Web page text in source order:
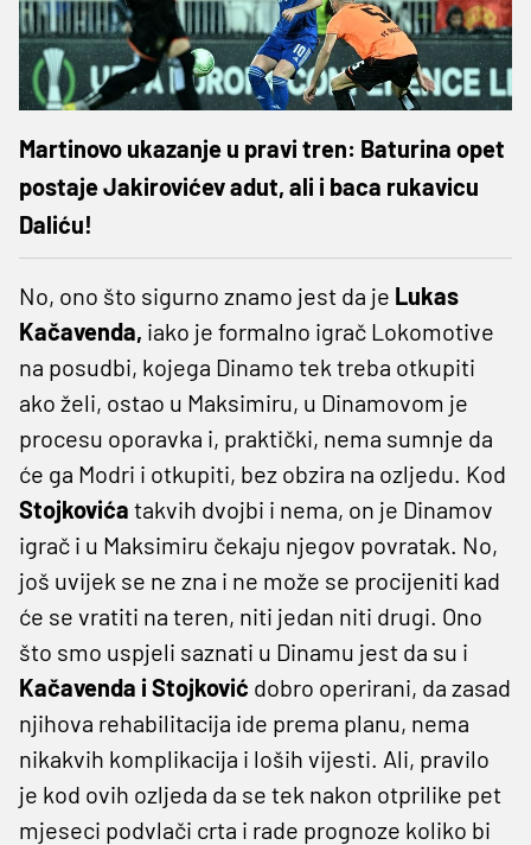
Martinovo ukazanje u pravi tren: Baturina opet
postaje Jakirovićev adut, ali i baca rukavicu
Daliću!
No, ono što sigurno znamo jest da je Lukas
Kačavenda, iako je formalno igrač Lokomotive
na posudbi, kojega Dinamo tek treba otkupiti
ako želi, ostao u Maksimiru, u Dinamovom je
procesu oporavka i, praktički, nema sumnje da
će ga Modri i otkupiti, bez obzira na ozljedu. Kod
Stojkovića takvih dvojbi i nema, on je Dinamov
igrač i u Maksimiru čekaju njegov povratak. No,
još uvijek se ne zna i ne može se procijeniti kad
će se vratiti na teren, niti jedan niti drugi. Ono
što smo uspjeli saznati u Dinamu jest da su i
Kačavenda i Stojković dobro operirani, da zasad
njihova rehabilitacija ide prema planu, nema
nikakvih komplikacija i loših vijesti. Ali, pravilo
je kod ovih ozljeda da se tek nakon otprilike pet
mjeseci podvlači crta i rade prognoze koliko bi